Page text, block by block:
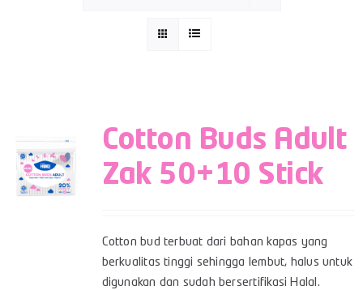
Cotton Buds Adult
Zak 50+10 Stick
Cotton bud terbuat dari bahan kapas yang
berkualitas tinggi sehingga lembut, halus untuk
digunakan dan sudah bersertifikasi Halal.